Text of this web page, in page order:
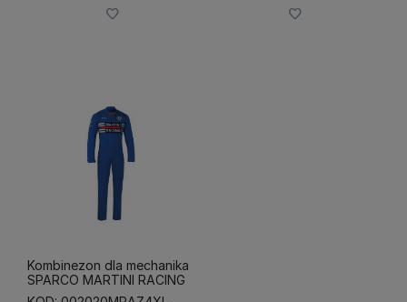
Kombinezon dla mechanika
SPARCO MARTINI RACING